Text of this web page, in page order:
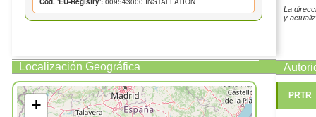
Localización Geográfica
+
La
y
PRTR